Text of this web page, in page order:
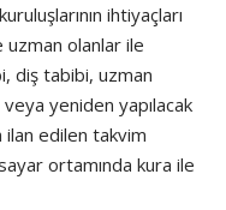
ihtiyaçları
uzman olanlar ile
diş tabibi, uzman
veya yeniden yapılacak
edilen takvim
ortamında kura ile